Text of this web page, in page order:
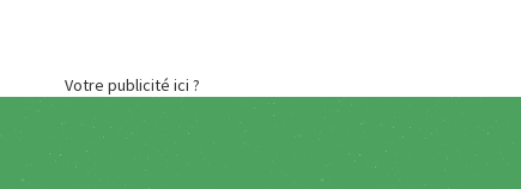
Votre publicité ici ?